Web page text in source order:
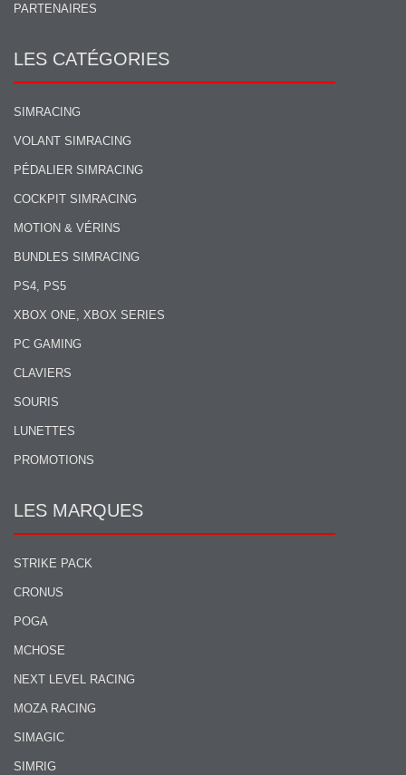
PARTENAIRES
LES CATÉGORIES
SIMRACING
VOLANT SIMRACING
PÉDALIER SIMRACING
COCKPIT SIMRACING
MOTION & VÉRINS
BUNDLES SIMRACING
PS4, PS5
XBOX ONE, XBOX SERIES
PC GAMING
CLAVIERS
SOURIS
LUNETTES
PROMOTIONS
LES MARQUES
STRIKE PACK
CRONUS
POGA
MCHOSE
NEXT LEVEL RACING
MOZA RACING
SIMAGIC
SIMRIG